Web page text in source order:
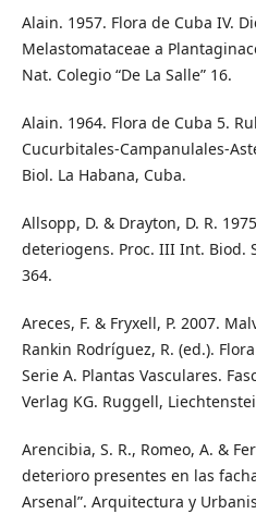
Alain. 1957. Flora de Cuba IV.
Melastomataceae a
Nat. Colegio “De La Salle” 16.
Alain. 1964. Flora de Cuba 5.
Cucurbitales-Campanulales-
Biol. La Habana, Cuba.
Allsopp, D. & Drayton, D. R.
deteriogens. Proc. III Int. Biod.
364.
Areces, F. & Fryxell, P. 2007.
Rankin Rodríguez, R. (ed.).
Serie A. Plantas Vasculares.
Verlag KG. Ruggell,
Arencibia, S. R., Romeo, A. &
deterioro presentes en las
Arsenal”. Arquitectura y